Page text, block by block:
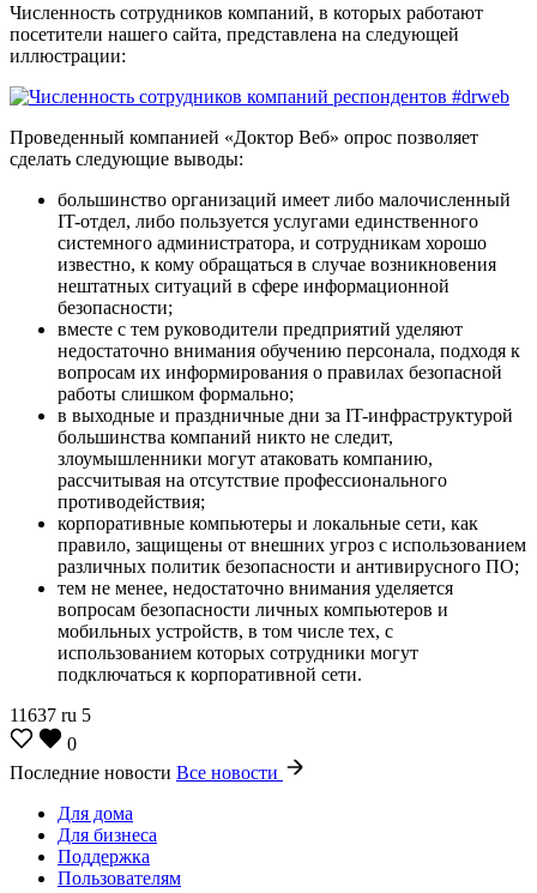
Численность сотрудников компаний, в которых работают
посетители нашего сайта, представлена на следующей
иллюстрации:
Проведенный компанией «Доктор Веб» опрос позволяет
сделать следующие выводы:
большинство организаций имеет либо малочисленный
IT-отдел, либо пользуется услугами единственного
системного администратора, и сотрудникам хорошо
известно, к кому обращаться в случае возникновения
нештатных ситуаций в сфере информационной
безопасности;
вместе с тем руководители предприятий уделяют
недостаточно внимания обучению персонала, подходя к
вопросам их информирования о правилах безопасной
работы слишком формально;
в выходные и праздничные дни за IT-инфраструктурой
большинства компаний никто не следит,
злоумышленники могут атаковать компанию,
рассчитывая на отсутствие профессионального
противодействия;
корпоративные компьютеры и локальные сети, как
правило, защищены от внешних угроз с использованием
различных политик безопасности и антивирусного ПО;
тем не менее, недостаточно внимания уделяется
вопросам безопасности личных компьютеров и
мобильных устройств, в том числе тех, с
использованием которых сотрудники могут
подключаться к корпоративной сети.
11637 ru 5
0
Последние новости Все новости
Для дома
Для бизнеса
Поддержка
Пользователям